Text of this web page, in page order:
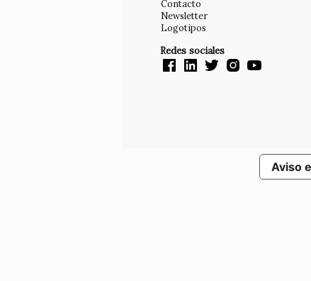
Contacto
Newsletter
Logotipos
Redes sociales
Aviso